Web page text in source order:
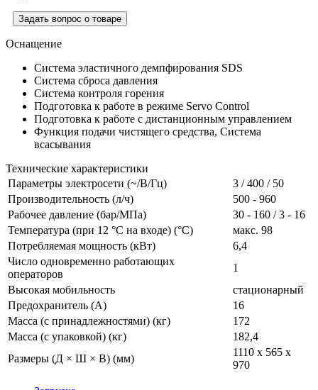
Задать вопрос о товаре
Оснащение
Система эластичного демпфирования SDS
Система сброса давления
Система контроля горения
Подготовка к работе в режиме Servo Control
Подготовка к работе с дистанционным управлением
Функция подачи чистящего средства, Система
всасывания
Технические характеристики
Параметры электросети (~/В/Гц)
3 / 400 / 50
Производительность (л/ч)
500 - 960
Рабочее давление (бар/МПа)
30 - 160 / 3 - 16
Температура (при 12 °C на входе) (°C)
макс. 98
Потребляемая мощность (кВт)
6,4
Число одновременно работающих
операторов
1
Высокая мобильность
стационарный
Предохранитель (A)
16
Масса (с принадлежностями) (кг)
172
Масса (с упаковкой) (кг)
182,4
Размеры (Д × Ш × В) (мм)
1110 x 565 x
970